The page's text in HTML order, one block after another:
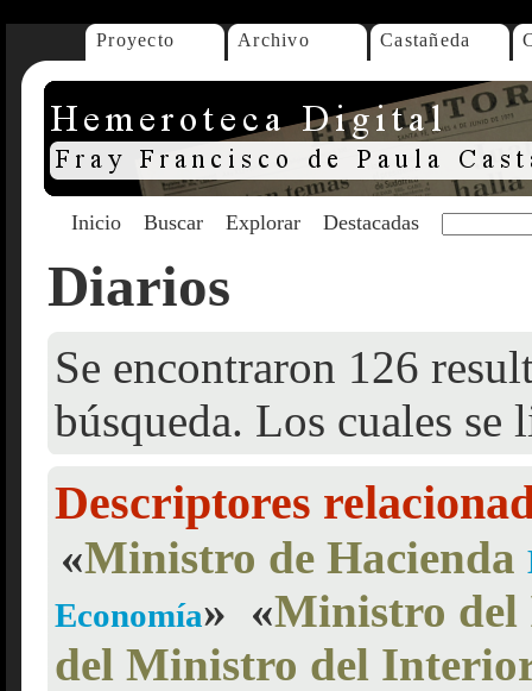
Proyecto Archivo Castañeda
Inicio Buscar Explorar Destacadas
Diarios
Se encontraron 126
búsqueda. Los cuales se
Descriptores
«Ministro de Hacienda
Economía» «Ministro
del Ministro del